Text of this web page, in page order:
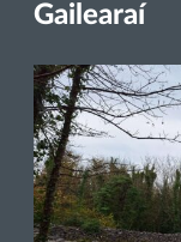
Gailearaí